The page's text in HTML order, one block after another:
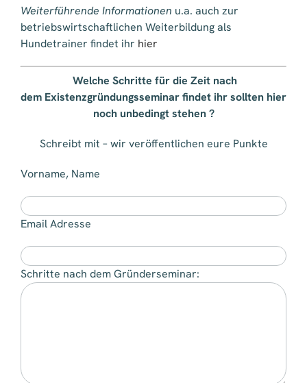
Weiterführende Informationen u.a. auch zur
betriebswirtschaftlichen Weiterbildung als
Hundetrainer findet ihr hier
Welche Schritte für die Zeit nach
dem Existenzgründungsseminar findet ihr sollten hier
noch unbedingt stehen ?
Schreibt mit – wir veröffentlichen eure Punkte
Vorname, Name
Email Adresse
Schritte nach dem Gründerseminar: